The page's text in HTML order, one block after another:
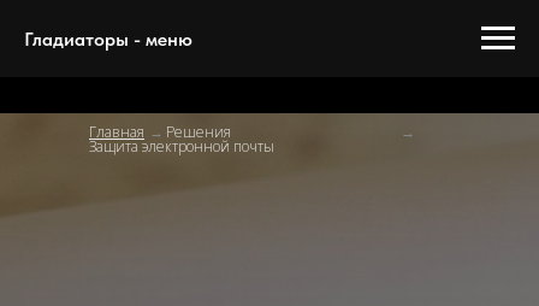
Гладиаторы - меню
Главная → Решения →
Защита электронной почты